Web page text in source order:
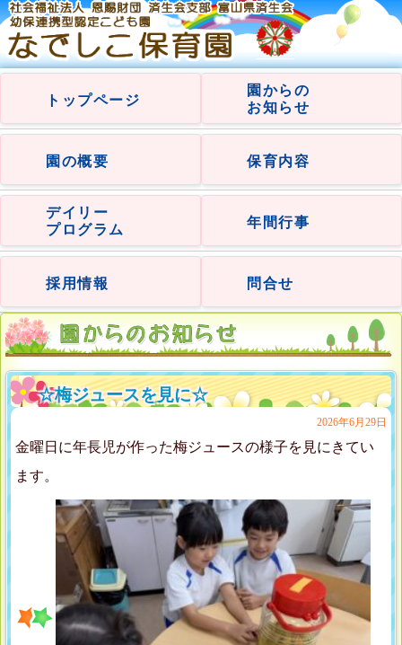
トップページ
園からの
お知らせ
園の概要 保育内容
デイリー
プログラム
年間行事
採用情報 問合せ
☆梅ジュースを見に☆
2026年6月29日
金曜日に年長児が作った梅ジュースの様子を見にきてい
ます。